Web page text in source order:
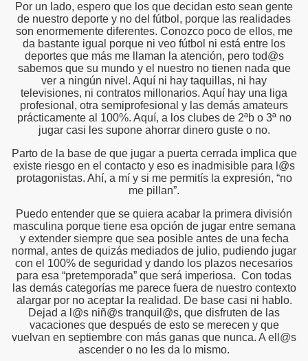
Por un lado, espero que los que decidan esto sean gente
de nuestro deporte y no del fútbol, porque las realidades
son enormemente diferentes. Conozco poco de ellos, me
da bastante igual porque ni veo fútbol ni está entre los
deportes que más me llaman la atención, pero tod@s
sabemos que su mundo y el nuestro no tienen nada que
ver a ningún nivel. Aquí ni hay taquillas, ni hay
televisiones, ni contratos millonarios. Aquí hay una liga
profesional, otra semiprofesional y las demás amateurs
prácticamente al 100%. Aquí, a los clubes de 2ªb o 3ª no
jugar casi les supone ahorrar dinero guste o no.
Parto de la base de que jugar a puerta cerrada implica que
existe riesgo en el contacto y eso es inadmisible para l@s
protagonistas. Ahí, a mí y si me permitís la expresión, “no
me pillan”.
Puedo entender que se quiera acabar la primera división
masculina porque tiene esa opción de jugar entre semana
y extender siempre que sea posible antes de una fecha
normal, antes de quizás mediados de julio, pudiendo jugar
con el 100% de seguridad y dando los plazos necesarios
para esa “pretemporada” que será imperiosa. Con todas
las demás categorías me parece fuera de nuestro contexto
alargar por no aceptar la realidad. De base casi ni hablo.
Dejad a l@s niñ@s tranquil@s, que disfruten de las
vacaciones que después de esto se merecen y que
vuelvan en septiembre con más ganas que nunca. A ell@s
ascender o no les da lo mismo.